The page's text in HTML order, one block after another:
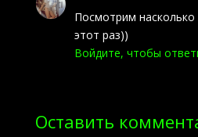
Посмотрим насколько
этот раз))
Войдите, чтобы
Оставить